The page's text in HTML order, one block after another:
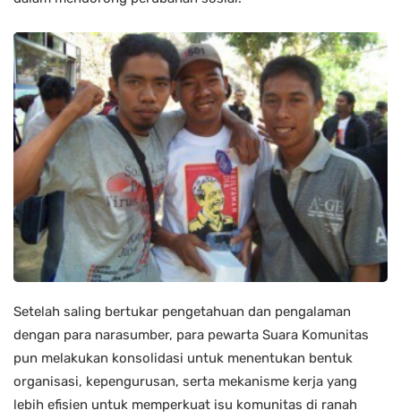
Setelah saling bertukar pengetahuan dan pengalaman
dengan para narasumber, para pewarta Suara Komunitas
pun melakukan konsolidasi untuk menentukan bentuk
organisasi, kepengurusan, serta mekanisme kerja yang
lebih efisien untuk memperkuat isu komunitas di ranah